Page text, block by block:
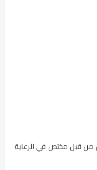
من قبل مختص في الرعاية